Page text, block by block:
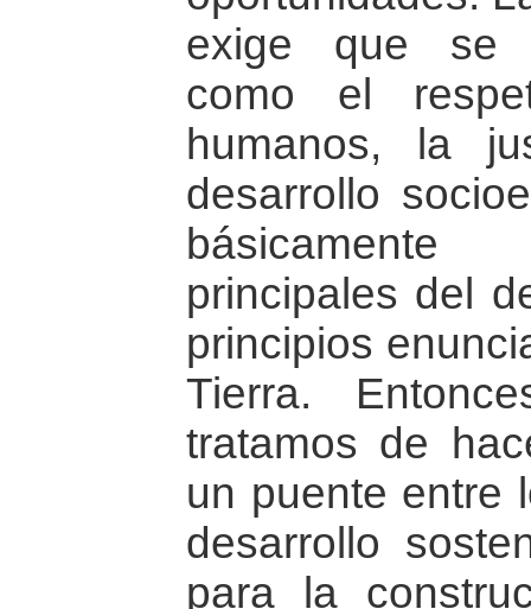
exige que se
como el
humanos, la
desarrollo
principales del
principios
Tierra.
tratamos de
un puente entre
desarrollo
para la